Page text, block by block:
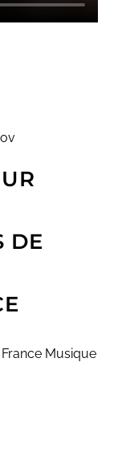
DE
France Musique